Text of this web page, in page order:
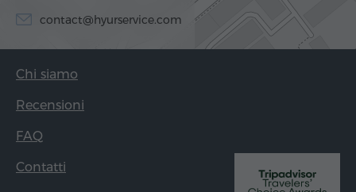
contact@hyurservice.com
Chi siamo
Recensioni
FAQ
Contatti